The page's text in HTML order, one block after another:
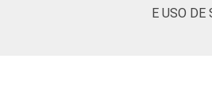
Estimativa:
E USO